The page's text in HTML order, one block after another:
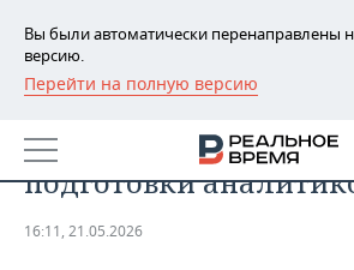
Вы были автоматически перенаправлены
версию.
Перейти на полную версию
РЕГИОНЫ
БАШКОРТОСТАН
ТАТАРСТАН
НОВОСТИ
АНАЛИТИКА
Авито запускает
подготовки
16:11, 21.05.2026